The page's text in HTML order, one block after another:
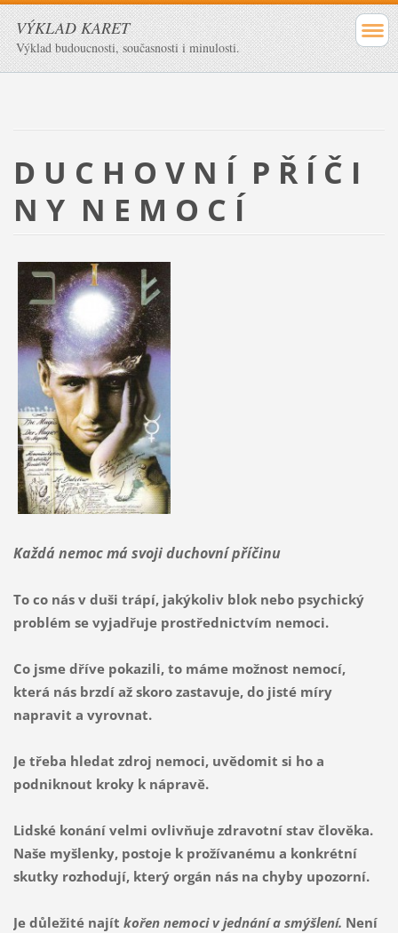
VÝKLAD KARET
Výklad budoucnosti, současnosti i minulosti.
D U C H O V N Í P Ř Í Č I
N Y N E M O C Í
Každá nemoc má svoji duchovní příčinu
To co nás v duši trápí, jakýkoliv blok nebo psychický
problém se vyjadřuje prostřednictvím nemoci.
Co jsme dříve pokazili, to máme možnost nemocí,
která nás brzdí až skoro zastavuje, do jisté míry
napravit a vyrovnat.
Je třeba hledat zdroj nemoci, uvědomit si ho a
podniknout kroky k nápravě.
Lidské konání velmi ovlivňuje zdravotní stav člověka.
Naše myšlenky, postoje k prožívanému a konkrétní
skutky rozhodují, který orgán nás na chyby upozorní.
Je důležité najít kořen nemoci v jednání a smýšlení. Není